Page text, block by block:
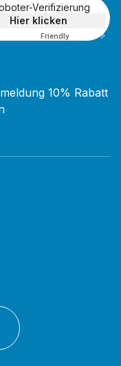
Verifizierung
Hier klicken
Friendly Captcha ⇗
10% Rabatt